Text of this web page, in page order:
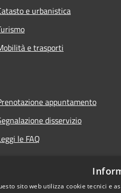
e urbanistica
e trasporti
appuntamento
disservizio
le FAQ
sito web utilizza cookie tecnici e